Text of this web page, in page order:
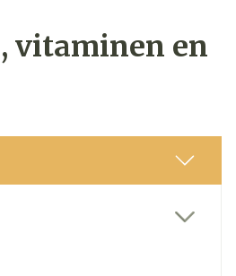
vitaminen en